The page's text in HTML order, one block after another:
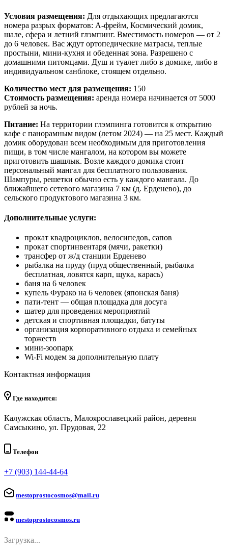
Условия размещения: Для отдыхающих предлагаются
номера разрых форматов: А-фрейм, Космический домик,
шале, сфера и летний глэмпинг. Вместимость номеров — от 2
до 6 человек. Вас ждут ортопедические матрасы, теплые
простыни, мини-кухня и обеденная зона. Разрешено с
домашними питомцами. Душ и туалет либо в домике, либо в
индивидуальном санблоке, стоящем отдельно.
Количество мест для размещения: 150
Стоимость размещения: аренда номера начинается от 5000
рублей за ночь.
Питание: На территории глэмпинга готовится к открытию
кафе с панорамным видом (летом 2024) — на 25 мест. Каждый
домик оборудован всем необходимым для приготовления
пищи, в том числе мангалом, на котором вы можете
приготовить шашлык. Возле каждого домика стоит
персональный мангал для бесплатного пользования.
Шампуры, решетки обычно есть у каждого мангала. До
ближайшего сетевого магазина 7 км (д. Ерденево), до
сельского продуктового магазина 3 км.
Дополнительные услуги:
прокат квадроциклов, велосипедов, сапов
прокат спортинвентаря (мячи, ракетки)
трансфер от ж/д станции Ерденево
рыбалка на пруду (пруд общественный, рыбалка
бесплатная, ловятся карп, щука, карась)
баня на 6 человек
купель Фурако на 6 человек (японская баня)
пати-тент — общая площадка для досуга
шатер для проведения мероприятий
детская и спортивная площадки, батуты
организация корпоративного отдыха и семейных
торжеств
мини-зоопарк
Wi-Fi модем за дополнительную плату
Контактная информация
Где находится:
Калужская область, Малоярославецкий район, деревня
Самсыкино, ул. Прудовая, 22
Телефон
+7 (903) 144-44-64
mestoprostocosmos@mail.ru
mestoprostocosmos.ru
Загрузка...